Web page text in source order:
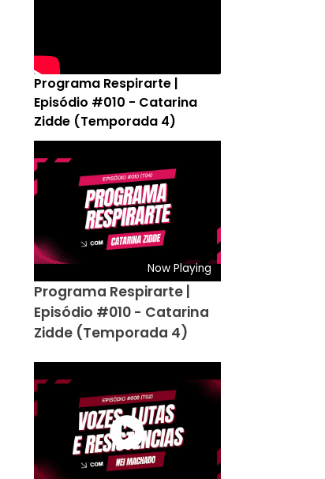
Programa Respirarte |
Episódio #010 - Catarina
Zidde (Temporada 4)
Now Playing
Programa Respirarte |
Episódio #010 - Catarina
Zidde (Temporada 4)